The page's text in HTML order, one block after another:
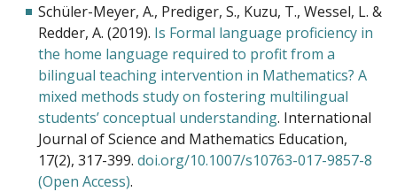
Schüler-Meyer, A., Prediger, S., Kuzu, T., Wessel, L. &
Redder, A. (2019). Is Formal language proficiency in
the home language required to profit from a
bilingual teaching intervention in Mathematics? A
mixed methods study on fostering multilingual
students’ conceptual understanding. International
Journal of Science and Mathematics Education,
17(2), 317-399.doi.org/10.1007/s10763-017-9857-8
(Open Access).